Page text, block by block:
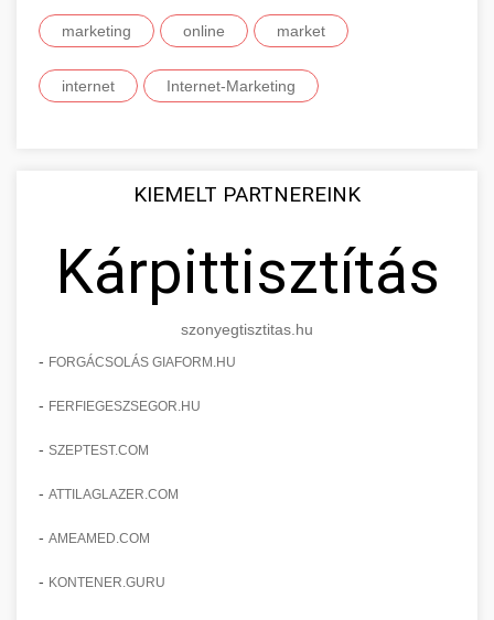
marketing online market
internet Internet-Marketing
KIEMELT PARTNEREINK
Kárpittisztítás
szonyegtisztitas.hu
- FORGÁCSOLÁS GIAFORM.HU
- FERFIEGESZSEGOR.HU
- SZEPTEST.COM
- ATTILAGLAZER.COM
- AMEAMED.COM
- KONTENER.GURU